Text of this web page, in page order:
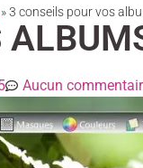
»3 conseils pour vos
Aucun